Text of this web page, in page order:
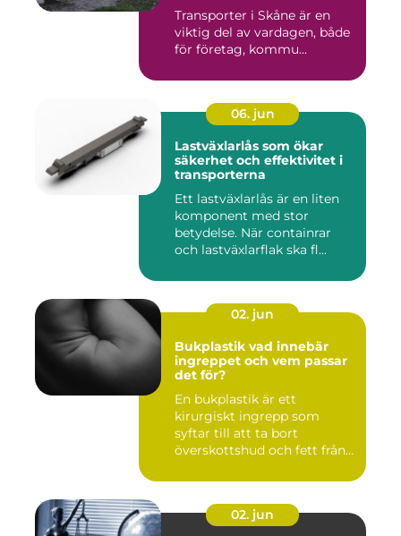
Transporter i Skåne är en
viktig del av vardagen, både
för företag, kommu...
06. jun
Lastväxlarlås som ökar
säkerhet och effektivitet i
transporterna
Ett lastväxlarlås är en liten
komponent med stor
betydelse. När containrar
och lastväxlarflak ska fl...
02. jun
Bukplastik vad innebär
ingreppet och vem passar
det för?
En bukplastik är ett
kirurgiskt ingrepp som
syftar till att ta bort
överskottshud och fett från
02. jun